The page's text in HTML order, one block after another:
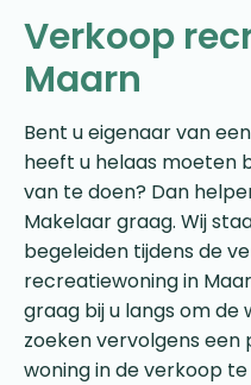
Verkoop
Maarn
Bent u eigenaar van
heeft u helaas moeten
van te doen? Dan
Makelaar graag. Wij
begeleiden tijdens de
recreatiewoning in
graag bij u langs om de
zoeken vervolgens een
woning in de verkoop